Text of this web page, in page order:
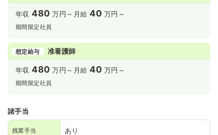
年収480 万円～ 月給40 万円～
期間限定社員
想定給与 准看護師
年収480 万円～ 月給40 万円～
期間限定社員
諸手当
残業手当 あり